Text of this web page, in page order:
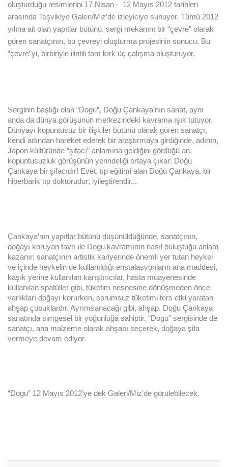
oluşturduğu resimlerini 17 Nisan - 12 Mayıs 2012 tarihleri
arasında Teşvikiye Galeri/Miz’de izleyiciye sunuyor. Tümü 2012
yılına ait olan yapıtlar bütünü, sergi mekanını bir “çevre” olarak
gören sanatçının, bu çevreyi oluşturma projesinin sonucu. Bu
“çevre”yi, birbiriyle ilintili tam kırk üç çalışma oluşturuyor.
Serginin başlığı olan “Dogu”, Doğu Çankaya’nın sanat, aynı
anda da dünya görüşünün merkezindeki kavrama ışık tutuyor.
Dünyayı kopuntusuz bir ilişkiler bütünü olarak gören sanatçı,
kendi adından hareket ederek bir araştırmaya girdiğinde, adının,
Japon kültüründe “şifacı” anlamına geldiğini gördüğü an,
kopuntusuzluk görüşünün yerindeliği ortaya çıkar: Doğu
Çankaya bir şifacıdır! Evet, tıp eğitimi alan Doğu Çankaya, bir
hiperbarik tıp doktorudur; iyileştirendir...
Çankaya’nın yapıtlar bütünü düşünüldüğünde, sanatçının,
doğayı koruyan tavrı ile Dogu kavramının nasıl buluştuğu anlam
kazanır: sanatçının artistik kariyerinde önemli yer tutan heykel
ve içinde heykelin de kullanıldığı enstalasyonların ana maddesi,
kaşık yerine kullanılan karıştırıcılar, hasta muayenesinde
kullanılan spatüller gibi, tüketim nesnesine dönüşmeden önce
varlıkları doğayı korurken, sorumsuz tüketimi ters etki yaratan
ahşap çubuklardır. Ayrımsanacağı gibi, ahşap, Doğu Çankaya
sanatında simgesel bir yoğunluğa sahiptir. “Dogu” sergisinde de
sanatçı, ana malzeme olarak ahşabı seçerek, doğaya şifa
vermeye devam ediyor.
“Dogu” 12 Mayıs 2012’ye dek Galeri/Miz’de görülebilecek.